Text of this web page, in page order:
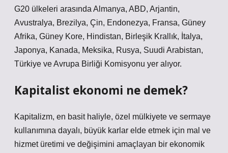
G20 ülkeleri arasında Almanya, ABD, Arjantin,
Avustralya, Brezilya, Çin, Endonezya, Fransa, Güney
Afrika, Güney Kore, Hindistan, Birleşik Krallık, İtalya,
Japonya, Kanada, Meksika, Rusya, Suudi Arabistan,
Türkiye ve Avrupa Birliği Komisyonu yer alıyor.
Kapitalist ekonomi ne demek?
Kapitalizm, en basit haliyle, özel mülkiyete ve sermaye
kullanımına dayalı, büyük karlar elde etmek için mal ve
hizmet üretimi ve değişimini amaçlayan bir ekonomik